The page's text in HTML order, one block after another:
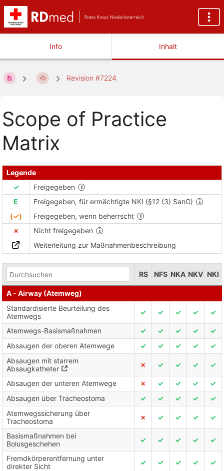
Info Inhalt
Revision #7224
Scope of Practice
Matrix
Legende
✓
Freigegeben
E
Freigegeben, für ermächtigte NKI (§12 (3) SanG)
(✓)
Freigegeben, wenn beherrscht
✗
Nicht freigegeben
Weiterleitung zur Maßnahmenbeschreibung
RS NFS NKA NKV NKI
A - Airway (Atemweg)
Standardisierte Beurteilung des
Atemwegs
✓ ✓ ✓ ✓ ✓
Atemwegs-Basismaßnahmen ✓ ✓ ✓ ✓
✓
Absaugen der oberen Atemwege
✓ ✓ ✓ ✓
✓
Absaugen mit starrem
Absaugkatheter
✗ ✓ ✓ ✓ ✓
Absaugen der unteren Atemwege ✗ ✓ ✓ ✓
✓
Absaugen über Tracheostoma
✓ ✓ ✓ ✓
✓
Atemwegssicherung über
Tracheostoma
✗ ✓ ✓ ✓ ✓
Basismaßnahmen bei
Bolusgeschehen
✓ ✓ ✓ ✓ ✓
Fremdkörperentfernung unter
direkter Sicht
✓ ✓ ✓ ✓ ✓